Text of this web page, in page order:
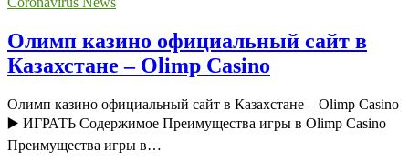
Олимп казино официальный сайт в
Казахстане – Olimp Casino
Олимп казино официальный сайт в Казахстане – Olimp Casino
▶️ ИГРАТЬ Содержимое Преимущества игры в Olimp Casino
Преимущества игры в…